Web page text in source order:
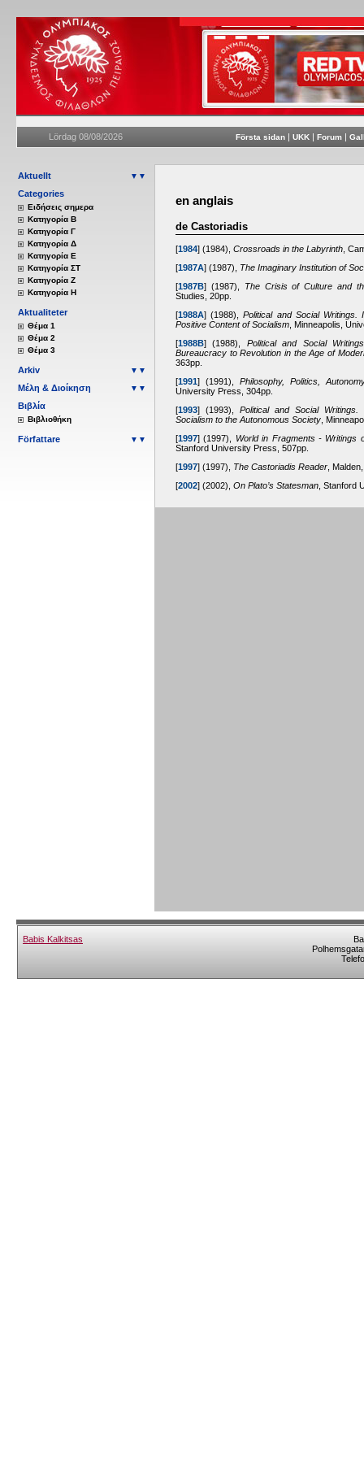
Lördag 08/08/2026 Första sidan | UKK | Forum |
▼▼
Aktuellt
Categories
Eιδήσεις σημερα
Κατηγορία Β
Κατηγορία Γ
Κατηγορία Δ
Κατηγορία Ε
Κατηγορία ΣΤ
Κατηγορία Ζ
Κατηγορία Η
Aktualiteter
Θέμα 1
Θέμα 2
Θέμα 3
▼▼
Arkiv
▼▼
Μέλη & Διοίκηση
Βιβλία
Βιβλιοθήκη
▼▼
Författare
en anglais
de Castoriadis
[1984] (1984), Crossroads in the Labyrinth ,
[1987A] (1987), The Imaginary Institution of
[1987B] (1987),
The Crisis of Culture and
Studies, 20pp.
[1988A](1988),Political and Social
Positive Content of Socialism , Minneapolis,
[1988B](1988), Political and Social
Bureaucracy to Revolution in the Age of
363pp.
[1991] (1991), Philosophy, Politics,
University Press, 304pp.
[1993] (1993), Political and Social
Socialism to the Autonomous Society ,
[1997](1997),
World in Fragments - Writings
Stanford University Press, 507pp.
[1997] (1997), The Castoriadis Reader ,
[2002] (2002), On Plato’s Statesman , Stanford
Babis Kalkitsas